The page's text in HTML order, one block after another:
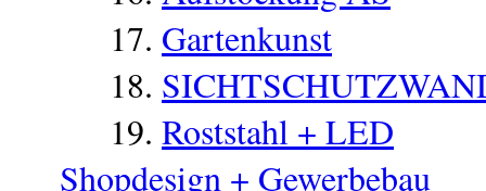
Gartenkunst
Roststahl + LED
Shopdesign + Gewerbebau